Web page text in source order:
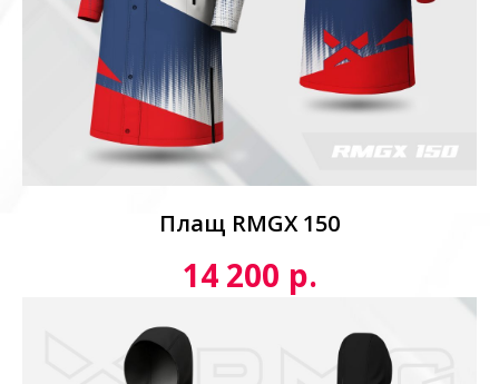
Плащ RMGX 150
14 200 р.